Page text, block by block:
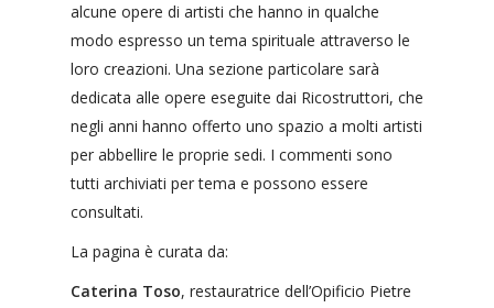
alcune opere di artisti che hanno in qualche
modo espresso un tema spirituale attraverso le
loro creazioni. Una sezione particolare sarà
dedicata alle opere eseguite dai Ricostruttori, che
negli anni hanno offerto uno spazio a molti artisti
per abbellire le proprie sedi. I commenti sono
tutti archiviati per tema e possono essere
consultati.
La pagina è curata da:
Caterina Toso, restauratrice dell’Opificio Pietre